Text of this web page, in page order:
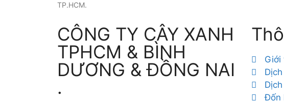
TP.HCM.
CÔNG TY CÂY XANH
TPHCM & BÌNH
DƯƠNG & ĐỒNG NAI
.
Giới
Đốn